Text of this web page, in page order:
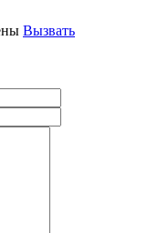
Вызвать